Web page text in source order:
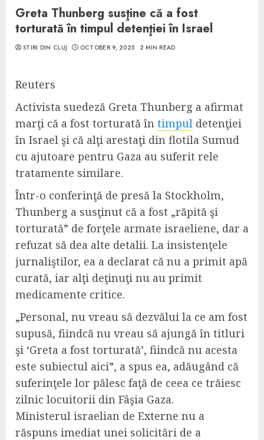
Greta Thunberg susţine că a fost
torturată în timpul detenţiei în Israel
STIRI DIN CLUJ OCTOBER 9, 2025 2 MIN READ
Reuters
Activista suedeză Greta Thunberg a afirmat
marţi că a fost torturată în timpul detenţiei
în Israel şi că alţi arestaţi din flotila Sumud
cu ajutoare pentru Gaza au suferit rele
tratamente similare.
Într-o conferinţă de presă la Stockholm,
Thunberg a susţinut că a fost „răpită şi
torturată” de forţele armate israeliene, dar a
refuzat să dea alte detalii. La insistenţele
jurnaliştilor, ea a declarat că nu a primit apă
curată, iar alţi deţinuţi nu au primit
medicamente critice.
„Personal, nu vreau să dezvălui la ce am fost
supusă, fiindcă nu vreau să ajungă în titluri
şi ‘Greta a fost torturată’, fiindcă nu acesta
este subiectul aici”, a spus ea, adăugând că
suferinţele lor pălesc faţă de ceea ce trăiesc
zilnic locuitorii din Fâşia Gaza.
Ministerul israelian de Externe nu a
răspuns imediat unei solicitări de a